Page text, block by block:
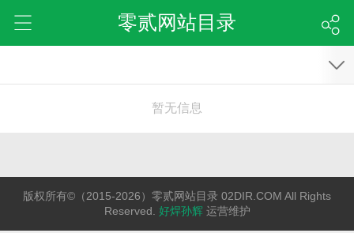
零贰网站目录
暂无信息
版权所有©（2015-2026）零贰网站目录 02DIR.COM All Rights
Reserved. 好焊孙辉 运营维护